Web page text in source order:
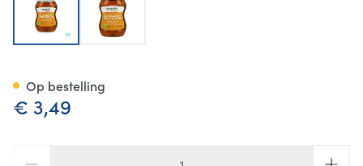
€ 3,49
Op bestelling